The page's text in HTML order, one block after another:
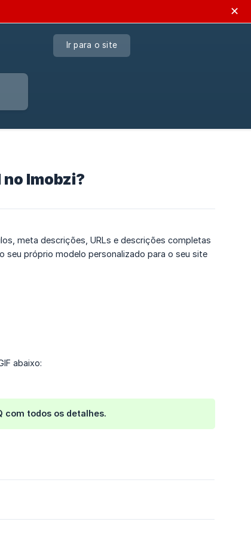
✕
Ir para o site
Imobzi?
meta descrições, URLs e descrições completas
seu próprio modelo personalizado para o seu site
abaixo:
com todos os detalhes.